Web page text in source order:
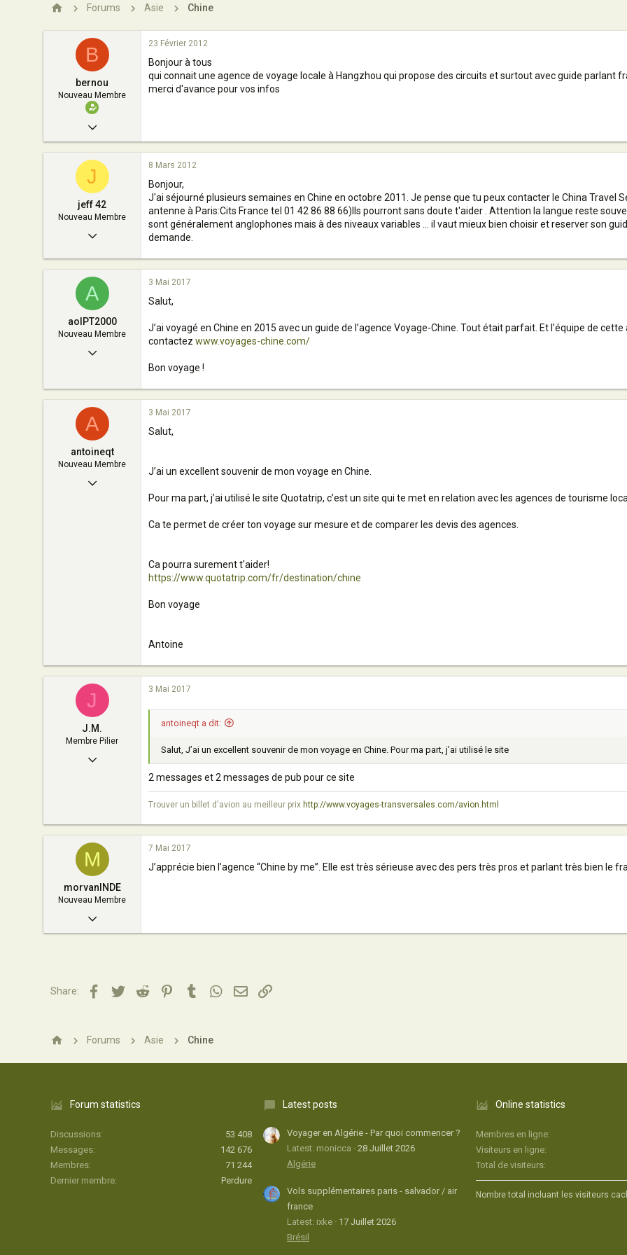
n
Forums Asie Chine
B
bernou
Nouveau Membre
23 Février 2012
1
23 Février 2012
Bonjour à tous
qui connait une agence de voyage locale à Hangzhou qui propose des circuits et surtout avec guide parlant
merci d'avance pour vos infos
J
jeff 42
Nouveau Membre
8 Mars 2012
France
8 Mars 2012
Bonjour,
J'ai séjourné plusieurs semaines en Chine en octobre 2011. Je pense que tu peux contacter le China Travel
antenne à Paris:Cits France tel 01 42 86 88 66)Ils pourront sans doute t'aider . Attention la langue reste
sont généralement anglophones mais à des niveaux variables ... il vaut mieux bien choisir et reserver son
demande.
A
aolPT2000
Nouveau Membre
13 Février 2017
0
3 Mai 2017
Salut,
J’ai voyagé en Chine en 2015 avec un guide de l’agence Voyage-Chine. Tout était parfait. Et l’équipe de
contactez www.voyages-chine.com/
Bon voyage !
A
antoineqt
Nouveau Membre
3 Mai 2017
3 Mai 2017
Salut,
J’ai un excellent souvenir de mon voyage en Chine.
Pour ma part, j’ai utilisé le site Quotatrip, c’est un site qui te met en relation avec les agences de tourisme
Ca te permet de créer ton voyage sur mesure et de comparer les devis des agences.
Ca pourra surement t'aider!
https://www.quotatrip.com/fr/destination/chine
Bon voyage
Antoine
J
J.M.
Membre Pilier
3 Mai 2017
antoineqt a dit:
Salut, J’ai un excellent souvenir de mon voyage en Chine. Pour ma part, j’ai utilisé le site
2 messages et 2 messages de pub pour ce site
Trouver un billet d'avion au meilleur prix http://www.voyages-transversales.com/avion.html
M
morvanINDE
Nouveau Membre
6 Février 2017
8
7 Mai 2017
J’apprécie bien l’agence “Chine by me”. Elle est très sérieuse avec des pers très pros et parlant très bien le
Share: Facebook
TwitterReddit PinterestTumblrWhatsApp
EmailLien
Forums Asie Chine
Forum statistics
Discussions
53 408
Messages
142 676
Membres
71 244
Dernier membre
Perdure
Latest posts
Voyager en Algérie - Par quoi commencer ?
Latest: monicca
28 Juillet 2026
Algérie
Vols supplémentaires paris - salvador / air
france
Latest: ixke
17 Juillet 2026
Brésil
Online statistics
Membres en ligne
Visiteurs en ligne
Total de visiteurs
Nombre total incluant les visiteurs